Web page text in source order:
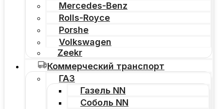
Mercedes-Benz
Rolls-Royce
Porshe
Volkswagen
Zeekr
Коммерческий транспорт
ГАЗ
Газель NN
Соболь NN